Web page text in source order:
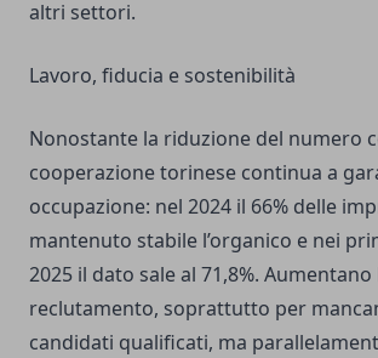
altri settori.
Lavoro, fiducia e sostenibilità
Nonostante la riduzione del numero
cooperazione torinese continua a
occupazione: nel 2024 il 66% delle
mantenuto stabile l’organico e nei
2025 il dato sale al 71,8%.
reclutamento, soprattutto per
candidati qualificati, ma